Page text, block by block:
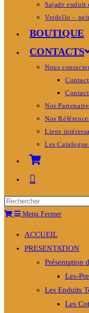
Sajade
Verdello –
BOUTIQUE
CONTACTS
Nous
Nos
Nos
Liens
Les
Menu Fermer
ACCUEIL
PRESENTATION
Présentation
Les-
Les Enduits
Les